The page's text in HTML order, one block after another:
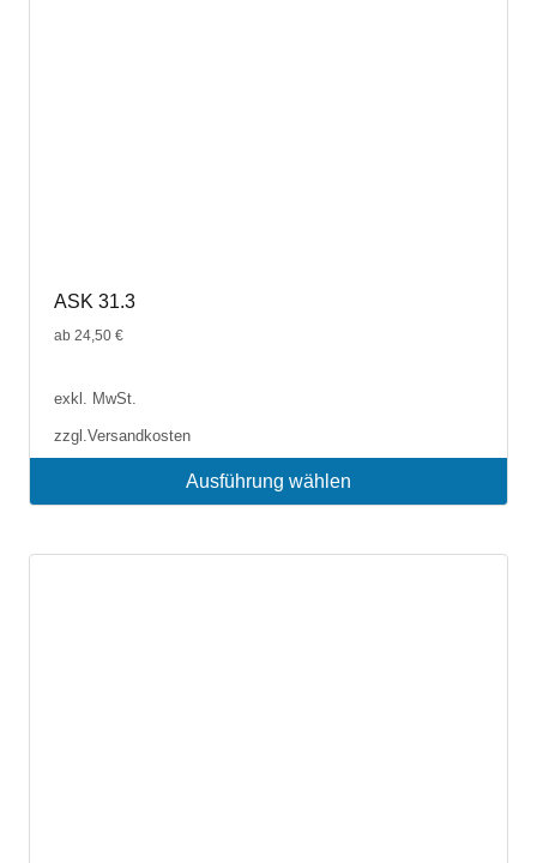
ASK 31.3
ab 24,50 €
exkl. MwSt.
zzgl.Versandkosten
Ausführung wählen